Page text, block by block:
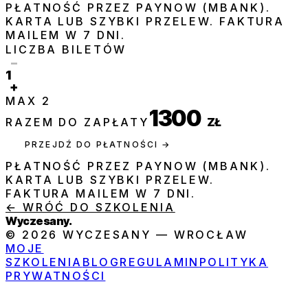
PŁATNOŚĆ PRZEZ PAYNOW (MBANK).
KARTA LUB SZYBKI PRZELEW. FAKTURA
MAILEM W 7 DNI.
LICZBA BILETÓW
−
1
+
MAX 2
RAZEM DO ZAPŁATY 1300 ZŁ
PRZEJDŹ DO PŁATNOŚCI →
PŁATNOŚĆ PRZEZ PAYNOW (MBANK).
KARTA LUB SZYBKI PRZELEW.
FAKTURA MAILEM W 7 DNI.
← WRÓĆ DO SZKOLENIA
Wyczesany.
© 2026 WYCZESANY — WROCŁAW
MOJE
SZKOLENIA BLOG REGULAMIN POLITYKA
PRYWATNOŚCI